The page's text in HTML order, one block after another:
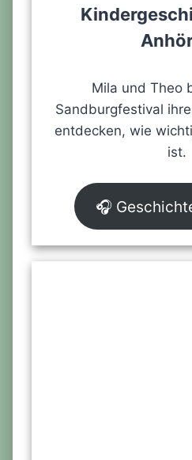
Mila und Theo
Sandburgfestival
entdecken, wie
ist.
🎧